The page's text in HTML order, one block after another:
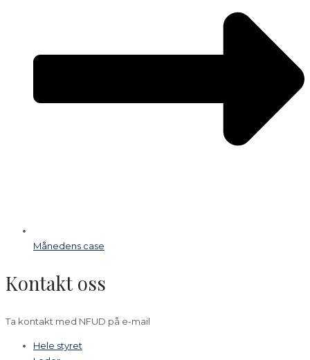
Månedens case
Kontakt oss
Ta kontakt med NFUD på e-mail
Hele styret